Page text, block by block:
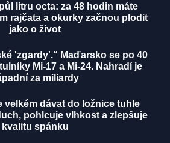
litru octa: za 48 hodin máte
rajčata a okurky začnou plodit
jako o život
'zgardy'.“ Maďarsko se po 40
Mi-17 a Mi-24. Nahradí je
za miliardy
velkém dávat do ložnice tuhle
pohlcuje vlhkost a zlepšuje
kvalitu spánku